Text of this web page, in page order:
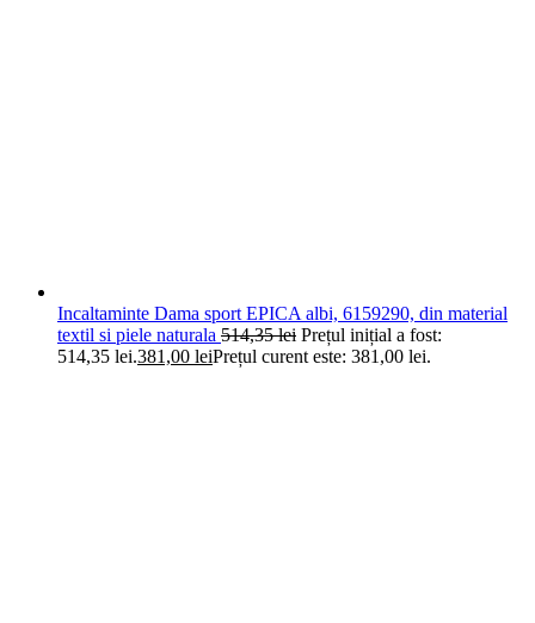
Incaltaminte Dama sport EPICA albi, 6159290, din material
textil si piele naturala 514,35lei Prețul inițial a fost:
514,35 lei.381,00 leiPrețul curent este: 381,00 lei.